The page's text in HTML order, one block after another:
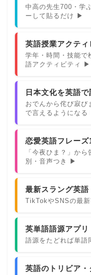
中高の先生700・学
ーして貼るだけ ▶
英語授業アクテ
学年・時間・技能で
語アクティビティ ▶
日本文化を英語で
おでんから侘び寂び
で言えるようにな
恋愛英語フレーズ
「今夜ひま？」か
別・音声つき ▶
最新スラング英語
TikTokやSNSの最
英単語語源アプリ
語源をたどれば単
英語のトリビア・